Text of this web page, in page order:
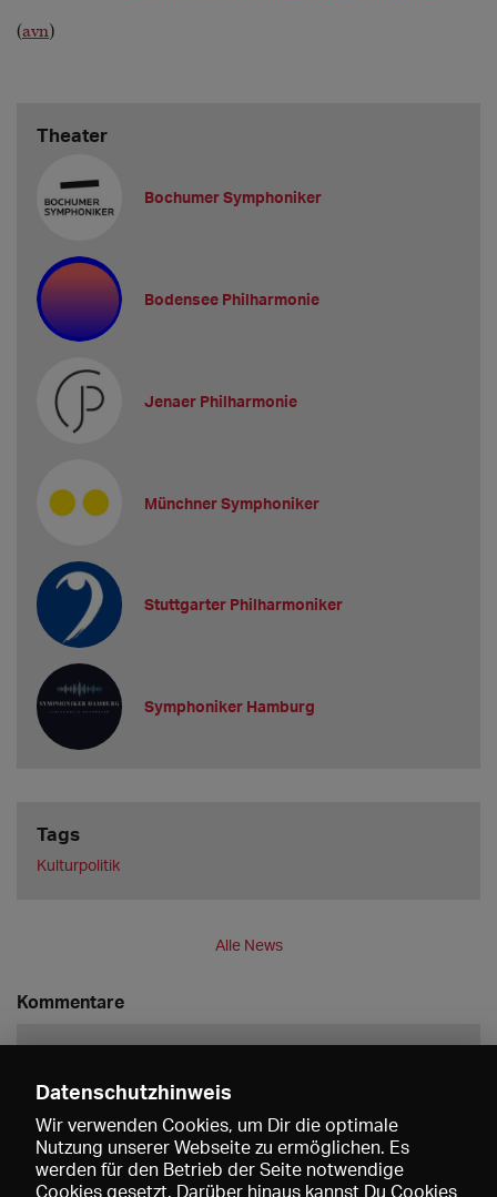
(avn)
Theater
Bochumer Symphoniker
Bodensee Philharmonie
Jenaer Philharmonie
Münchner Symphoniker
Stuttgarter Philharmoniker
Symphoniker Hamburg
Tags
Kulturpolitik
Alle News
Kommentare
Speichern
Datenschutzhinweis
Wir verwenden Cookies, um Dir die optimale
Nutzung unserer Webseite zu ermöglichen. Es
werden für den Betrieb der Seite notwendige
Cookies gesetzt. Darüber hinaus kannst Du Cookies